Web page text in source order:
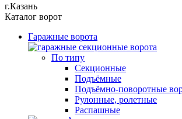
г.Казань
Каталог ворот
Гаражные ворота
По типу
Секционные
Подъёмные
Подъёмно-поворотные
Рулонные, ролетные
Распашные